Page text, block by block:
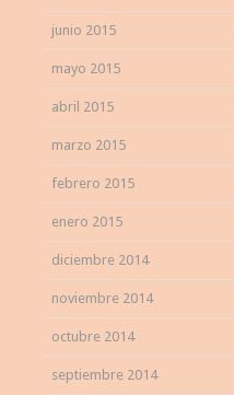
junio 2015
mayo 2015
abril 2015
marzo 2015
febrero 2015
enero 2015
diciembre 2014
noviembre 2014
octubre 2014
septiembre 2014